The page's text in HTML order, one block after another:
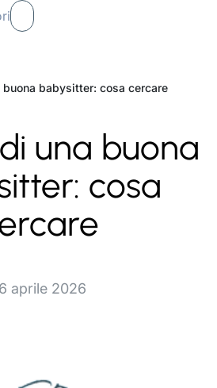
babysitter: cosa cercare
una buona
cosa
aprile 2026